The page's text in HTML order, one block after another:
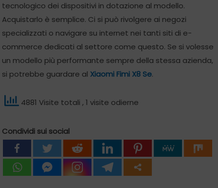
tecnologico dei dispositivi in dotazione al modello.
Acquistarlo è semplice. Ci si può rivolgere ai negozi
specializzati o navigare su internet nei tanti siti di e-
commerce dedicati al settore come questo. Se si volesse
un modello più performante sempre della stessa azienda,
si potrebbe guardare al Xiaomi Fimi X8 Se.
4881 Visite totali , 1 visite odierne
Condividi sui social